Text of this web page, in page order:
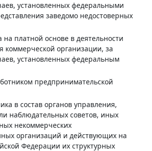
установленных федеральными
заведомо недостоверных
на платной основе в деятельности
коммерческой организации, за
установленных федеральным
предпринимательской
в состав органов управления,
наблюдательных советов, иных
некоммерческих
организаций и действующих на
Федерации их структурных